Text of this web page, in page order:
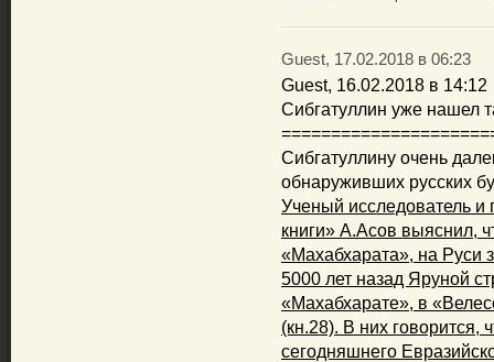
Guest, 17.02.2018 в 06:23
Guest, 16.02.2018 в 14:12
Сибгатуллин уже нашел
Сибгатуллину очень
обнаруживших русских
Ученый исследователь и
книги» А.Асов выяснил,
«Махабхарата», на Руси
5000 лет назад Яруной
«Махабхарате», в
(кн.28). В них говорится,
сегодняшнего